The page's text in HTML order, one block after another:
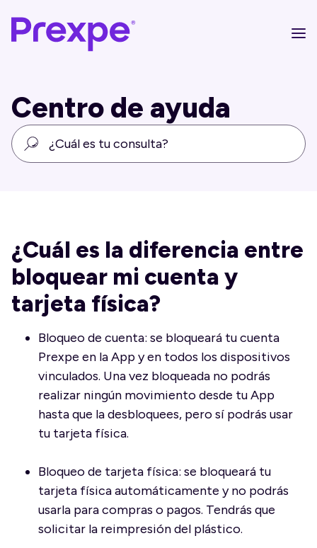
Centro de ayuda
¿Cuál es la diferencia entre
bloquear mi cuenta y
tarjeta física?
Bloqueo de cuenta: se bloqueará tu cuenta
Prexpe en la App y en todos los dispositivos
vinculados. Una vez bloqueada no podrás
realizar ningún movimiento desde tu App
hasta que la desbloquees, pero sí podrás usar
tu tarjeta física.
Bloqueo de tarjeta física: se bloqueará tu
tarjeta física automáticamente y no podrás
usarla para compras o pagos. Tendrás que
solicitar la reimpresión del plástico.